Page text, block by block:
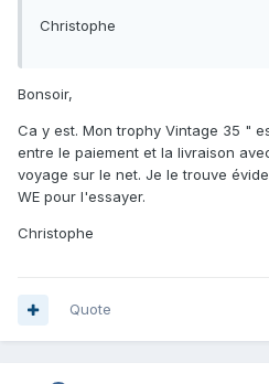
Christophe
Bonsoir,
Ca y est. Mon trophy Vintage 35 "
entre le paiement et la livraison
voyage sur le net. Je le trouve
WE pour l'essayer.
Christophe
Quote